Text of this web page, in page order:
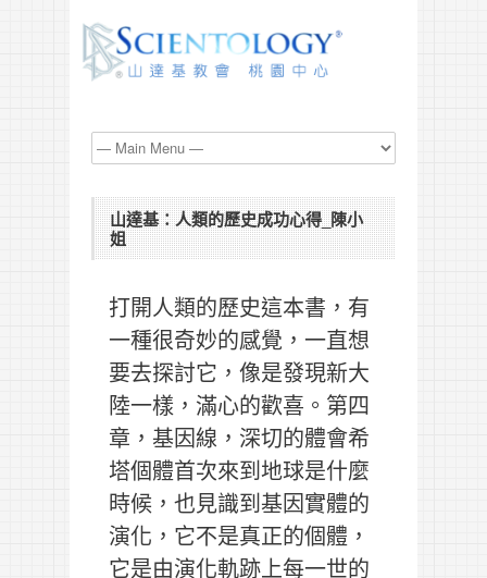
山達基：人類的歷史成功心得_陳小
姐
打開人類的歷史這本書，有
一種很奇妙的感覺，一直想
要去探討它，像是發現新大
陸一樣，滿心的歡喜。第四
章，基因線，深切的體會希
塔個體首次來到地球是什麼
時候，也見識到基因實體的
演化，它不是真正的個體，
它是由演化軌跡上每一世的